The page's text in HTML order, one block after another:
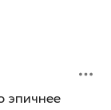
эпичнее